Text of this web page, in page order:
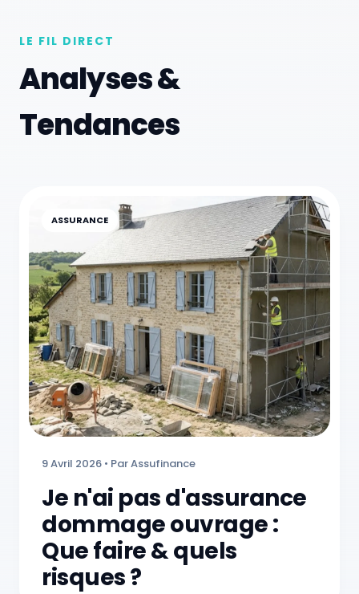
LE FIL DIRECT
Analyses &
Tendances
ASSURANCE
9 Avril 2026 • Par Assufinance
Je n'ai pas d'assurance
dommage ouvrage :
Que faire & quels
risques ?